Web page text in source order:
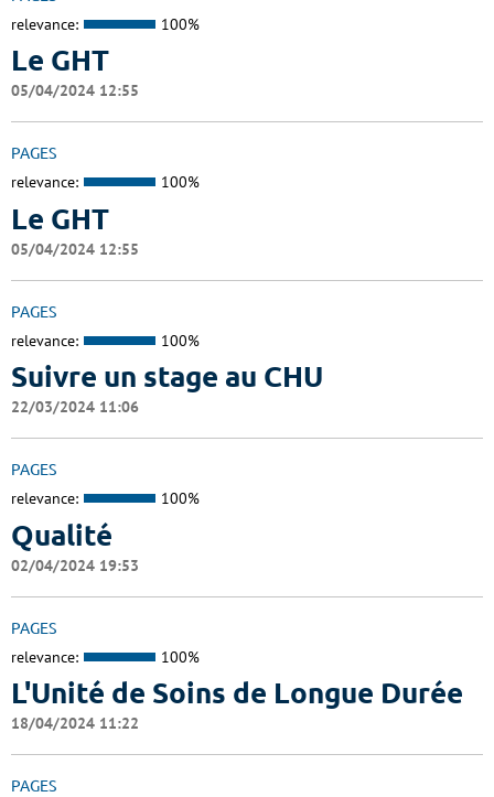
relevance: 100%
Le GHT
05/04/2024 12:55
PAGES
relevance: 100%
Le GHT
05/04/2024 12:55
PAGES
relevance: 100%
Suivre un stage au CHU
22/03/2024 11:06
PAGES
relevance: 100%
Qualité
02/04/2024 19:53
PAGES
relevance: 100%
L'Unité de Soins de Longue Durée
18/04/2024 11:22
PAGES